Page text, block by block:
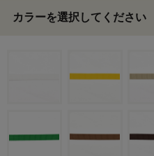
カラーを選択してください